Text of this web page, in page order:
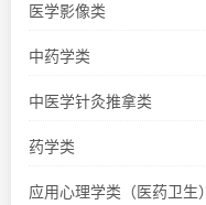
医学影像类
中药学类
中医学针灸推拿类
药学类
应用心理学类（医药卫生）